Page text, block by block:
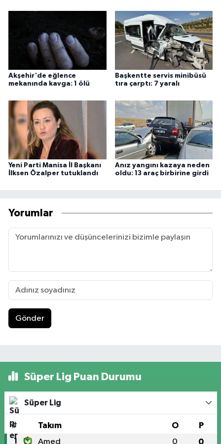
Akşehir'de eğlence
mekanında kavga: 1 ölü
Başkentte servis minibüsü
tıra çarptı: 7 yaralı
Yeni Parti Manisa İl Başkanı
İlksen Özalper tutuklandı
Anız yangını kazaya neden
oldu: 13 araç birbirine girdi
Yorumlar
Gönder
Süper Lig Puan Durumu
Süper Lig
# Takım O P
1 Amed 0 0